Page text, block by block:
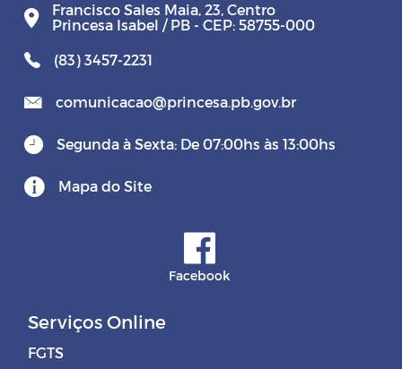
Francisco Sales Maia, 23, Centro
Princesa Isabel / PB - CEP: 58755-000
(83) 3457-2231
comunicacao@princesa.pb.gov.br
Segunda à Sexta: De 07:00hs às 13:00hs
Mapa do Site
Facebook
Serviços Online
FGTS